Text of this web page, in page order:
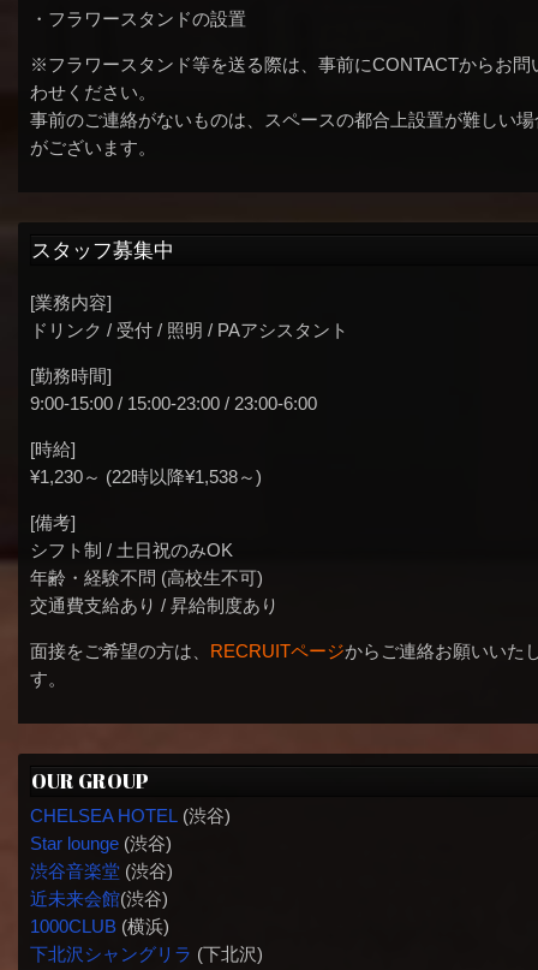
・フラワースタンドの設置
※フラワースタンド等を送る際は、事前にCONTACTからお問
わせください。
事前のご連絡がないものは、スペースの都合上設置が難しい場
がございます。
スタッフ募集中
[業務内容]
ドリンク / 受付 / 照明 / PAアシスタント
[勤務時間]
9:00-15:00 / 15:00-23:00 / 23:00-6:00
[時給]
¥1,230～ (22時以降¥1,538～)
[備考]
シフト制 / 土日祝のみOK
年齢・経験不問 (高校生不可)
交通費支給あり / 昇給制度あり
面接をご希望の方は、 RECRUITページからご連絡お願いいた
す。
OUR GROUP
CHELSEA HOTEL (渋谷)
Star lounge(渋谷)
渋谷音楽堂(渋谷)
近未来会館(渋谷)
1000CLUB(横浜)
下北沢シャングリラ (下北沢)